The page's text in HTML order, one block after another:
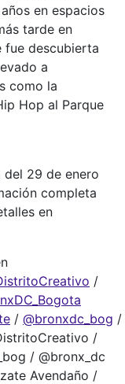
en espacios
tarde en
fue descubierta
a
como la
Hop al Parque
del 29 de enero
completa
en
/
/ @bronxdc_bog /
/
/ @bronx_dc
Avendaño /